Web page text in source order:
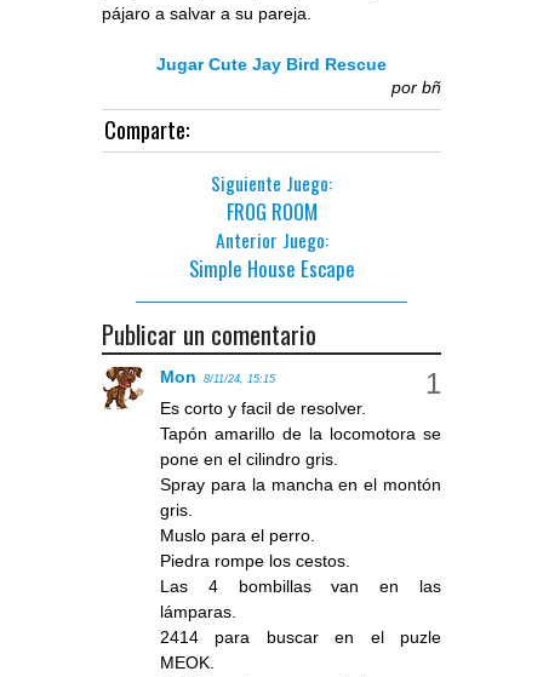
pájaro a salvar a su pareja.
Jugar Cute Jay Bird Rescue
por bñ
Comparte:
Siguiente Juego:
FROG ROOM
Anterior Juego:
Simple House Escape
Publicar un comentario
Mon 8/11/24, 15:15
Es corto y facil de resolver.
Tapón amarillo de la locomotora se
pone en el cilindro gris.
Spray para la mancha en el montón
gris.
Muslo para el perro.
Piedra rompe los cestos.
Las 4 bombillas van en las
lámparas.
2414 para buscar en el puzle
MEOK.